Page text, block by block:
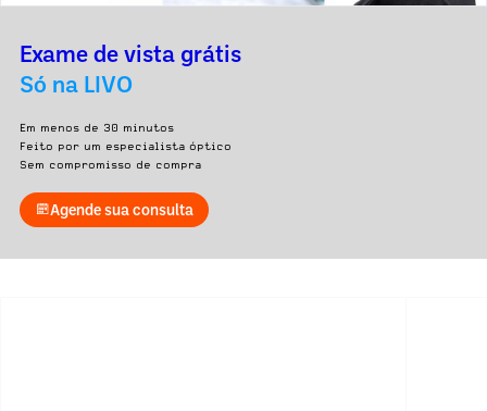
Exame de vista grátis
Só na LIVO
Em menos de 30 minutos
Feito por um especialista óptico
Sem compromisso de compra
Agende sua consulta